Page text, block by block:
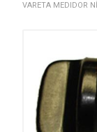
VARETA MEDIDOR